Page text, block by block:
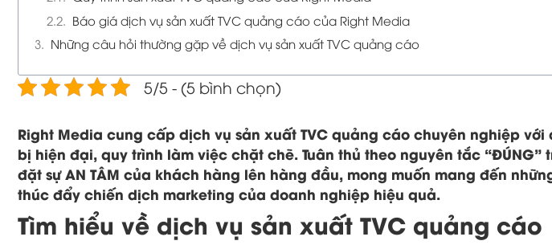
Báo giá dịch vụ sản xuất TVC quảng cáo của Right Media
Những câu hỏi thường gặp về dịch vụ sản xuất TVC quảng cáo
5/5 - (5 bình chọn)
Right Media cung cấp dịch vụ sản xuất TVC quảng cáo chuyên nghiệp
bị hiện đại, quy trình làm việc chặt chẽ. Tuân thủ theo nguyên tắc
đặt sự AN TÂM của khách hàng lên hàng đầu, mong muốn mang đến
thúc đẩy chiến dịch marketing của doanh nghiệp hiệu quả.
Tìm hiểu về dịch vụ sản xuất TVC quảng cáo